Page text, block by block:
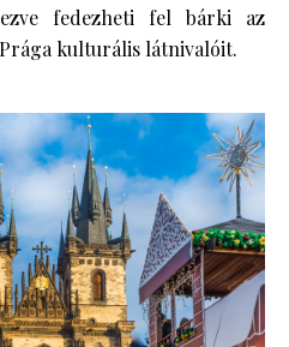
fedezheti fel bárki az
kulturális látnivalóit.